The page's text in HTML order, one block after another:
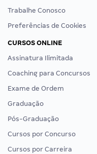
Trabalhe Conosco
Preferências de Cookies
CURSOS ONLINE
Assinatura Ilimitada
Coaching para Concursos
Exame de Ordem
Graduação
Pós-Graduação
Cursos por Concurso
Cursos por Carreira